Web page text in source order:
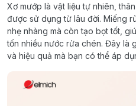
Xơ mướp là vật liệu tự nhiên,
được sử dụng từ lâu đời. Miếng
nhẹ nhàng mà còn tạo bọt tốt,
tốn nhiều nước rửa chén. Đây là
và hiệu quả mà bạn có thể áp